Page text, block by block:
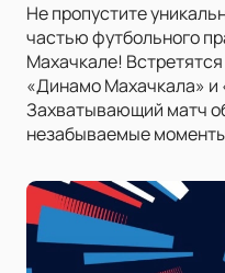
Не пропустите
частью футбольного
Махачкале!
«Динамо Махачкала» и
Захватывающий матч
незабываемые